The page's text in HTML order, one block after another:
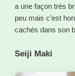
a une façon très
peu mais c’est
cachés dans son
Seiji Maki